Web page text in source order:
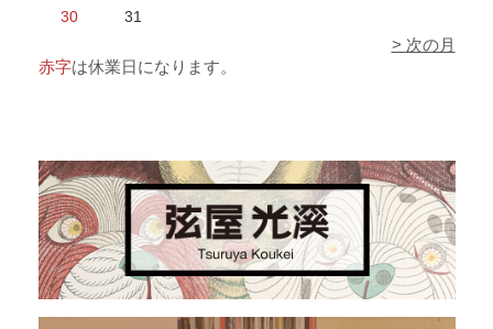
30
31
> 次の月
赤字は休業日になります。